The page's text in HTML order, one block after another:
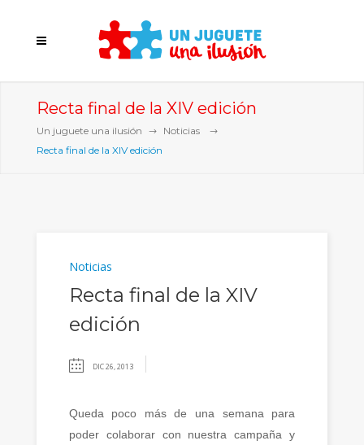
Recta final de la XIV edición
Un juguete una ilusión
Noticias
Recta final de la XIV edición
Noticias
Recta final de la XIV
edición
DIC 26, 2013
Queda poco más de una semana para
poder colaborar con nuestra campaña y